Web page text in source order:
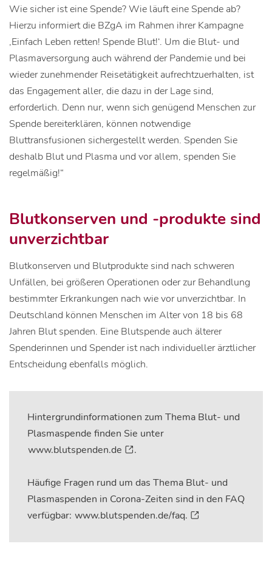
Wie sicher ist eine Spende? Wie läuft eine Spende ab?
Hierzu informiert die BZgA im Rahmen ihrer Kampagne
‚Einfach Leben retten! Spende Blut!‘. Um die Blut- und
Plasmaversorgung auch während der Pandemie und bei
wieder zunehmender Reisetätigkeit aufrechtzuerhalten, ist
das Engagement aller, die dazu in der Lage sind,
erforderlich. Denn nur, wenn sich genügend Menschen zur
Spende bereiterklären, können notwendige
Bluttransfusionen sichergestellt werden. Spenden Sie
deshalb Blut und Plasma und vor allem, spenden Sie
regelmäßig!“
Blutkonserven und -produkte sind
unverzichtbar
Blutkonserven und Blutprodukte sind nach schweren
Unfällen, bei größeren Operationen oder zur Behandlung
bestimmter Erkrankungen nach wie vor unverzichtbar. In
Deutschland können Menschen im Alter von 18 bis 68
Jahren Blut spenden. Eine Blutspende auch älterer
Spenderinnen und Spender ist nach individueller ärztlicher
Entscheidung ebenfalls möglich.
Hintergrundinformationen zum Thema Blut- und
Plasmaspende finden Sie unter
www.blutspenden.de
.
Häufige Fragen rund um das Thema Blut- und
Plasmaspenden in Corona-Zeiten sind in den FAQ
verfügbar: www.blutspenden.de/faq.